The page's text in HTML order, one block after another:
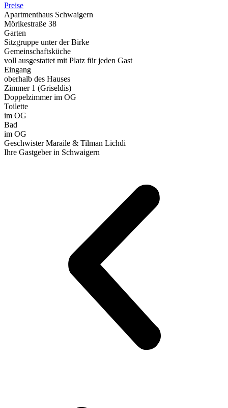
Preise
Apartmenthaus Schwaigern
Mörikestraße 38
Garten
Sitzgruppe unter der Birke
Gemeinschaftsküche
voll ausgestattet mit Platz für jeden Gast
Eingang
oberhalb des Hauses
Zimmer 1 (Griseldis)
Doppelzimmer im OG
Toilette
im OG
Bad
im OG
Geschwister Maraile & Tilman Lichdi
Ihre Gastgeber in Schwaigern